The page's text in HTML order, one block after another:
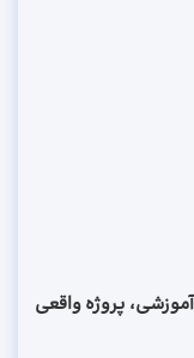
آموزشی، پروژه واقعی